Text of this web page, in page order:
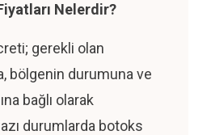
Nelerdir?
gerekli olan
bölgenin durumuna ve
bağlı olarak
durumlarda botoks